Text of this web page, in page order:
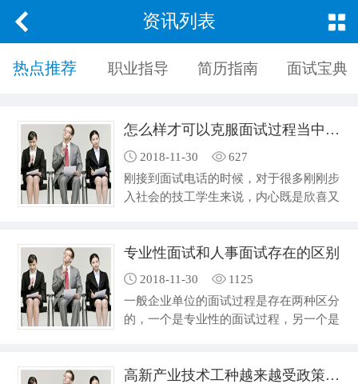
资讯列表
热点推荐 职业指导 简历指南 面试宝典
怎么样才可以克服面试过程当中的紧张心态
2018-11-30
627
刚接到面试电话的时候，对于很多刚刚步
入社会的技工学生来说，内心既是欣喜又
当中第一个月的工资，害怕的是面试过
程。紧张是每一个求职者都会遇到的心理
状态，但是大家应该尽可能的去调整自己
的心理变化，让自己处在一种平静的状
态，这样才可以发挥出自己更高的水平。
专业性面试和人事面试存在的区别
2018-11-30
1125
一般企业单位的面试过程是存在两种区分
的，一个是专业性的面试过程，另一个是
校毕业的学生在一些专业知识的问答上明高新产业技术工种越来越受政策重视